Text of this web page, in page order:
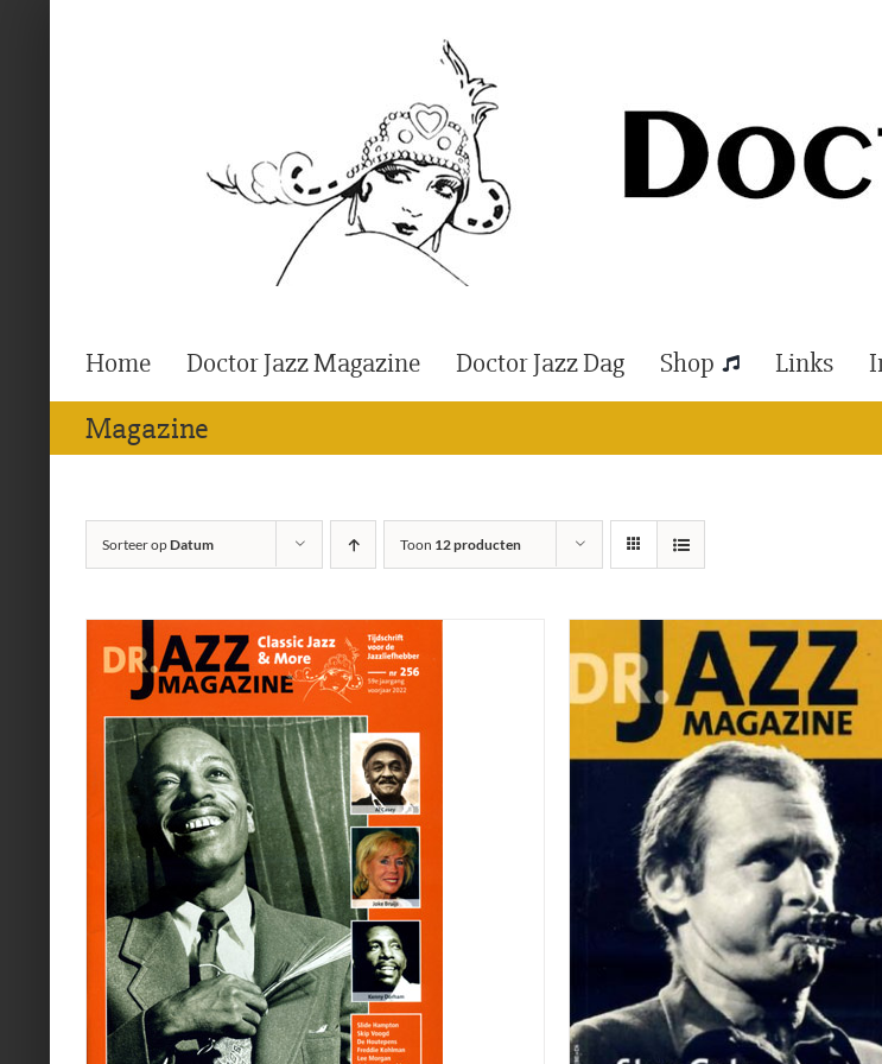
Home Doctor Jazz Magazine Doctor Jazz Dag Shop Links
Magazine
Sorteer opDatum Toon 12 producten
TOEVOEGEN AAN WINKELWAGEN TOEVOEGEN AAN